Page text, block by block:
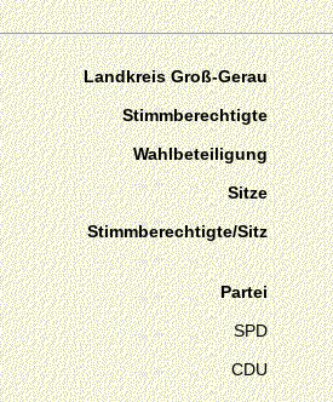
Landkreis Groß-Gerau
Stimmberechtigte
Wahlbeteiligung
Sitze
Stimmberechtigte/Sitz
Partei
SPD
CDU